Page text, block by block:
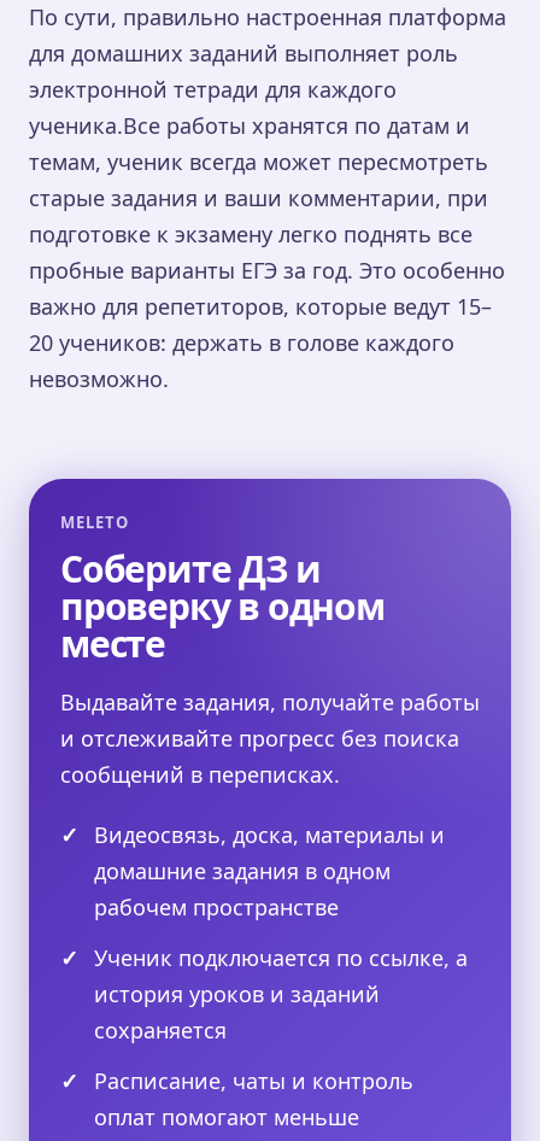
По сути, правильно настроенная платформа
для домашних заданий выполняет роль
электронной тетради для каждого
ученика.Все работы хранятся по датам и
темам, ученик всегда может пересмотреть
старые задания и ваши комментарии, при
подготовке к экзамену легко поднять все
пробные варианты ЕГЭ за год. Это особенно
важно для репетиторов, которые ведут 15–
20 учеников: держать в голове каждого
невозможно.
MELETO
Соберите ДЗ и
проверку в одном
месте
Выдавайте задания, получайте работы
и отслеживайте прогресс без поиска
сообщений в переписках.
✓
Видеосвязь, доска, материалы и
домашние задания в одном
рабочем пространстве
✓
Ученик подключается по ссылке, а
история уроков и заданий
сохраняется
✓
Расписание, чаты и контроль
оплат помогают меньше